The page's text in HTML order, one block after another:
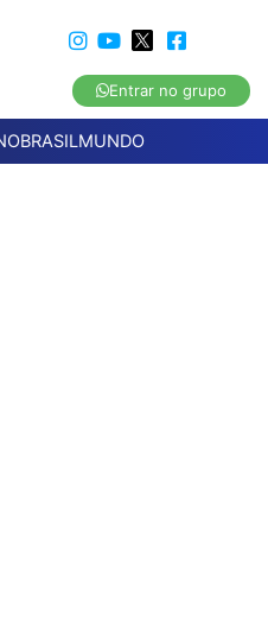
Entrar no grupo
BRASILMUNDO